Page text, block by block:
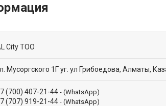
City ТОО
Мусоргского 1Г уг. ул Грибоедова, Алматы,
(700) 407-21-44 (WhatsApp)
(707) 919-21-44 (WhatsApp)